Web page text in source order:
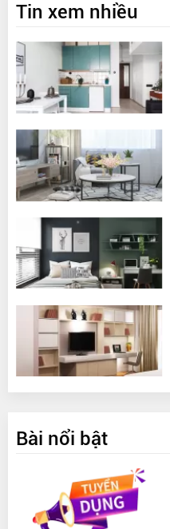
Tin xem nhiều
Bài nổi bật